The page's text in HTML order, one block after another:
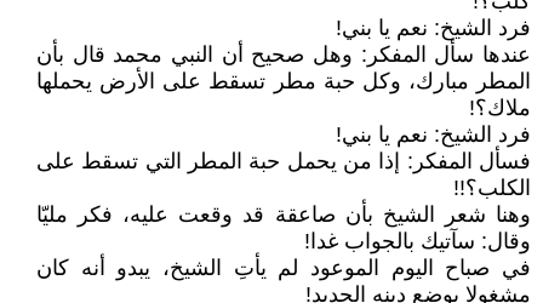
فرد الشيخ: نعم يا بني!
عندها سأل المفكر: وهل صحيح أن النبي محمد قال بأن
المطر مبارك، وكل حبة مطر تسقط على الأرض يحملها
ملاك؟!
فرد الشيخ: نعم يا بني!
فسأل المفكر: إذا من يحمل حبة المطر التي تسقط على
الكلب؟!!
وهنا شعر الشيخ بأن صاعقة قد وقعت عليه، فكر مليّا
وقال: سآتيك بالجواب غدا!
في صباح اليوم الموعود لم يأتِ الشيخ، يبدو أنه كان
مشغولا بوضع دينه الجديد!